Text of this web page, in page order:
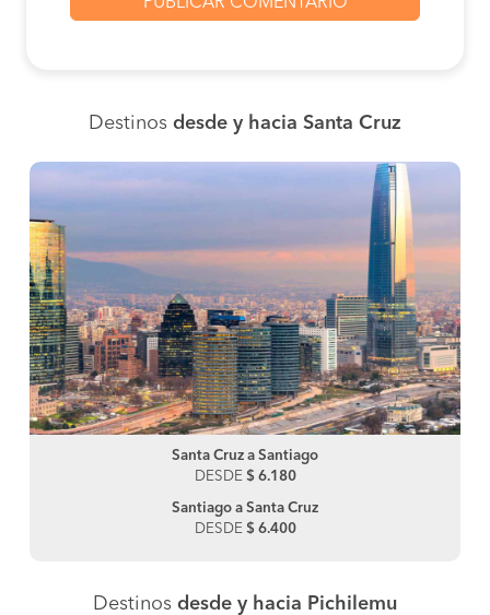
Destinos desde y hacia Santa Cruz
Santa Cruz a Santiago
DESDE $ 6.180
Santiago a Santa Cruz
DESDE $ 6.400
Destinos desde y hacia Pichilemu